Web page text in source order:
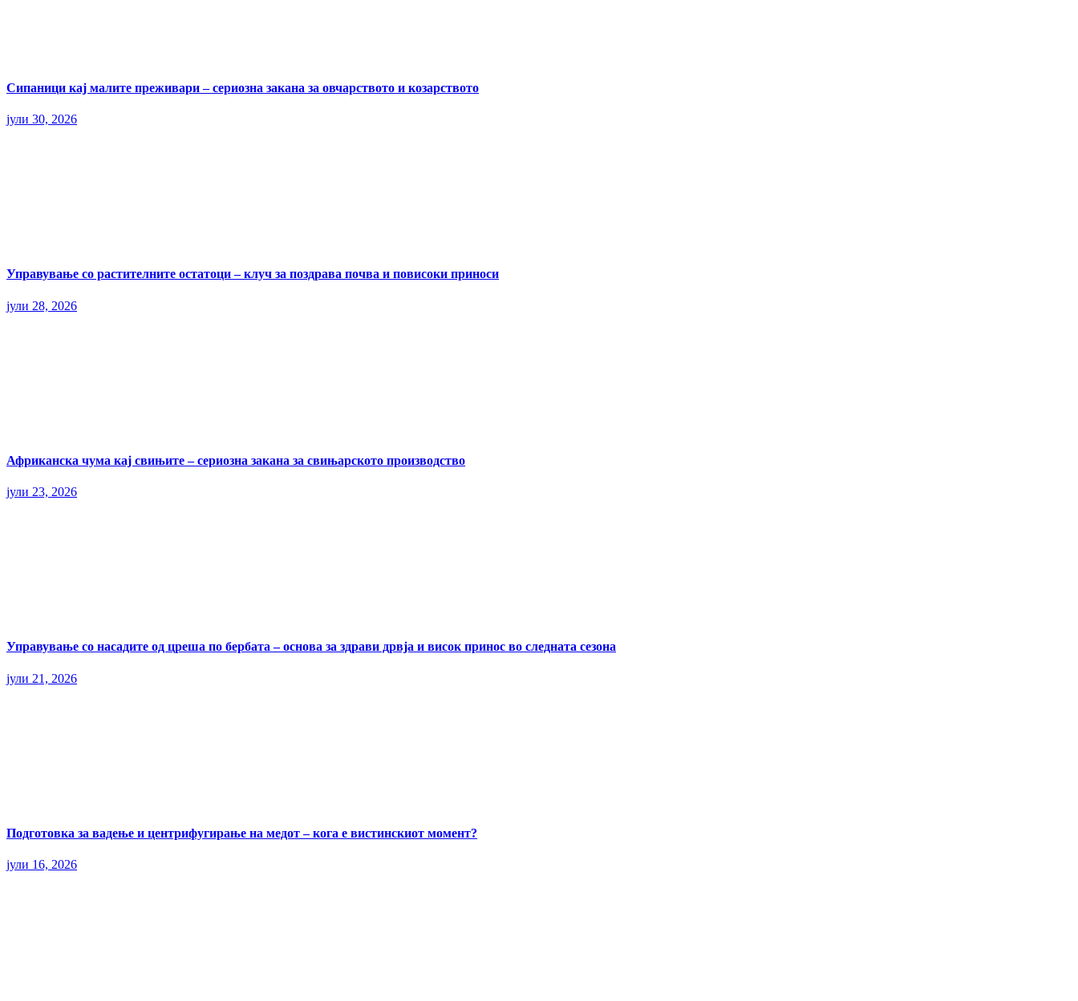
Сипаници кај малите преживари – сериозна закана за овчарството и козарството
јули 30, 2026
Управување со растителните остатоци – клуч за поздрава почва и повисоки приноси
јули 28, 2026
Африканска чума кај свињите – сериозна закана за свињарското производство
јули 23, 2026
Управување со насадите од цреша по бербата – основа за здрави дрвја и висок принос во следната сезона
јули 21, 2026
Подготовка за вадење и центрифугирање на медот – кога е вистинскиот момент?
јули 16, 2026